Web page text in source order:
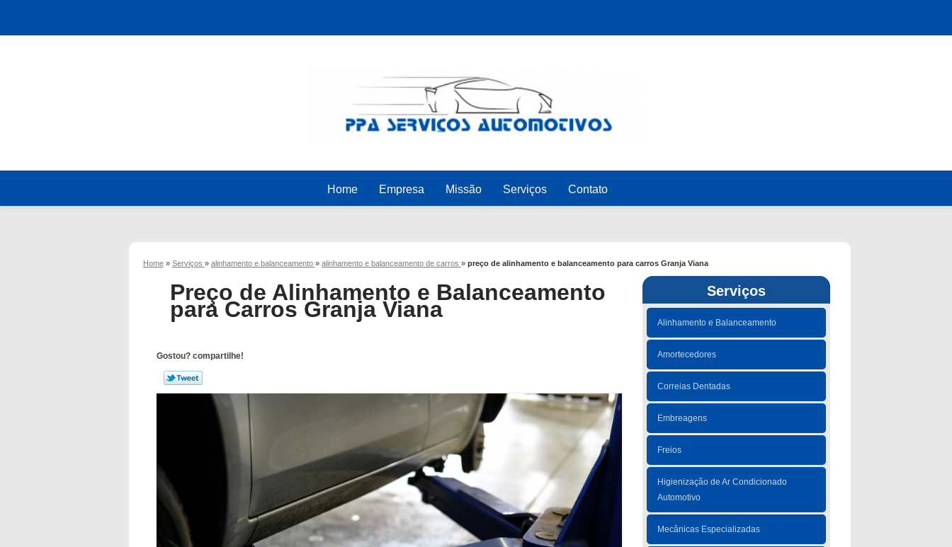
Home Empresa Missão Serviços Contato
Home » Serviços » alinhamento e balanceamento » alinhamento e balanceamento de carros » preço de alinhamento e balanceamento para carros Granja Viana
Serviços
Alinhamento e Balanceamento
Amortecedores
Correias Dentadas
Embreagens
Freios
Higienização de Ar Condicionado
Automotivo
Mecânicas Especializadas
Preço de Alinhamento e Balanceamento
para Carros Granja Viana
Gostou? compartilhe!